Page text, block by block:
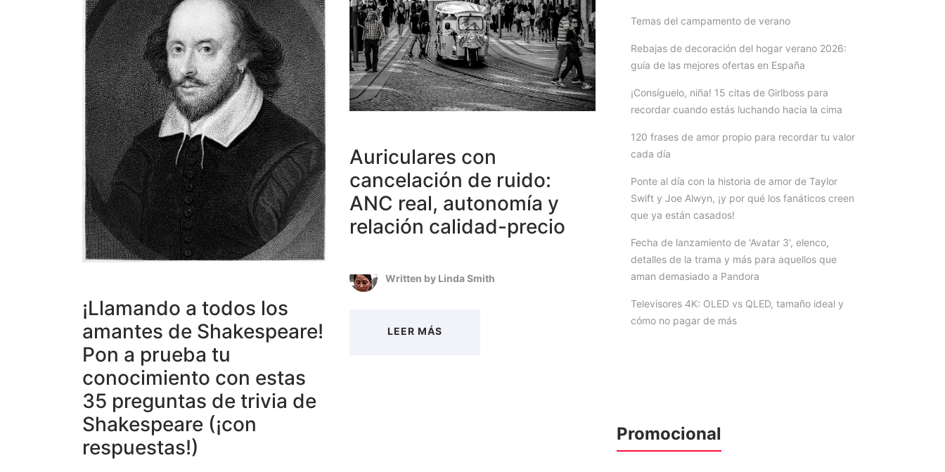
¡Llamando a todos los
amantes de Shakespeare!
Pon a prueba tu
conocimiento con estas
35 preguntas de trivia de
Shakespeare (¡con
respuestas!)
Auriculares con
cancelación de ruido:
ANC real, autonomía y
relación calidad-precio
Written by Linda Smith
LEER MÁS
Temas del campamento de verano
Rebajas de decoración del hogar verano 2026:
guía de las mejores ofertas en España
¡Consíguelo, niña! 15 citas de Girlboss para
recordar cuando estás luchando hacia la cima
120 frases de amor propio para recordar tu valor
cada día
Ponte al día con la historia de amor de Taylor
Swift y Joe Alwyn, ¡y por qué los fanáticos creen
que ya están casados!
Fecha de lanzamiento de 'Avatar 3', elenco,
detalles de la trama y más para aquellos que
aman demasiado a Pandora
Televisores 4K: OLED vs QLED, tamaño ideal y
cómo no pagar de más
Promocional